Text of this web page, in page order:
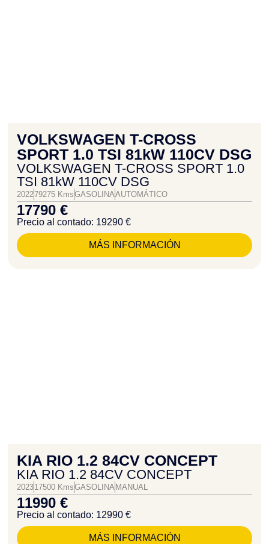
VOLKSWAGEN T-CROSS
SPORT 1.0 TSI 81kW 110CV DSG
VOLKSWAGEN T-CROSS SPORT 1.0
TSI 81kW 110CV DSG
202279275 KmsGASOLINAAUTOMÁTICO
17790 €
Precio al contado: 19290 €
MÁS INFORMACIÓN
KIA RIO 1.2 84CV CONCEPT
KIA RIO 1.2 84CV CONCEPT
202317500 KmsGASOLINA MANUAL
11990 €
Precio al contado: 12990 €
MÁS INFORMACIÓN